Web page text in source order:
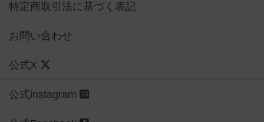
特定商取引法に基づく表記
お問い合わせ
公式X
公式instagram